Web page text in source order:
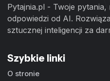
Pytajnia.pl - Twoje pytania,
odpowiedzi od AI.
sztucznej inteligencji za
Szybkie linki
O stronie